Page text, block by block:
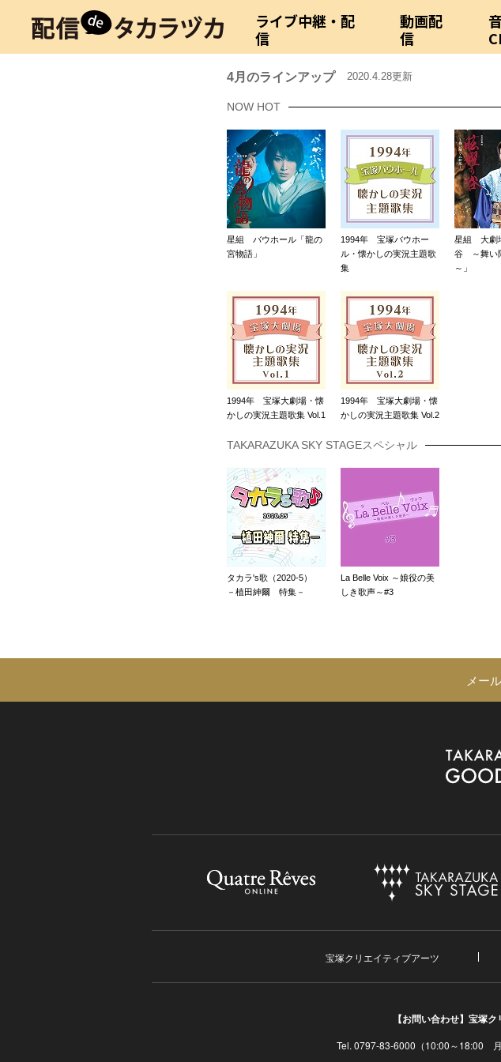
ライブ中継・配
信
動画配
信
4月のラインアップ 2020.4.28更新
NOW HOT
星組 バウホール「龍の
宮物語」
1994年 宝塚バウホー
ル・懐かしの実況主題歌
集
星組 大劇
谷 ～舞い
～」
1994年 宝塚大劇場・懐
かしの実況主題歌集 Vol.1
1994年 宝塚大劇場・懐
かしの実況主題歌集 Vol.2
TAKARAZUKA SKY STAGEスペシャル
タカラ's歌（2020-5）
－植田紳爾 特集－
La Belle Voix ～娘役の美
しき歌声～#3
メー
宝塚クリエイティブアーツ
【お問い合わせ】 宝塚ク
Tel. 0797-83-6000（10:00～18:00 月